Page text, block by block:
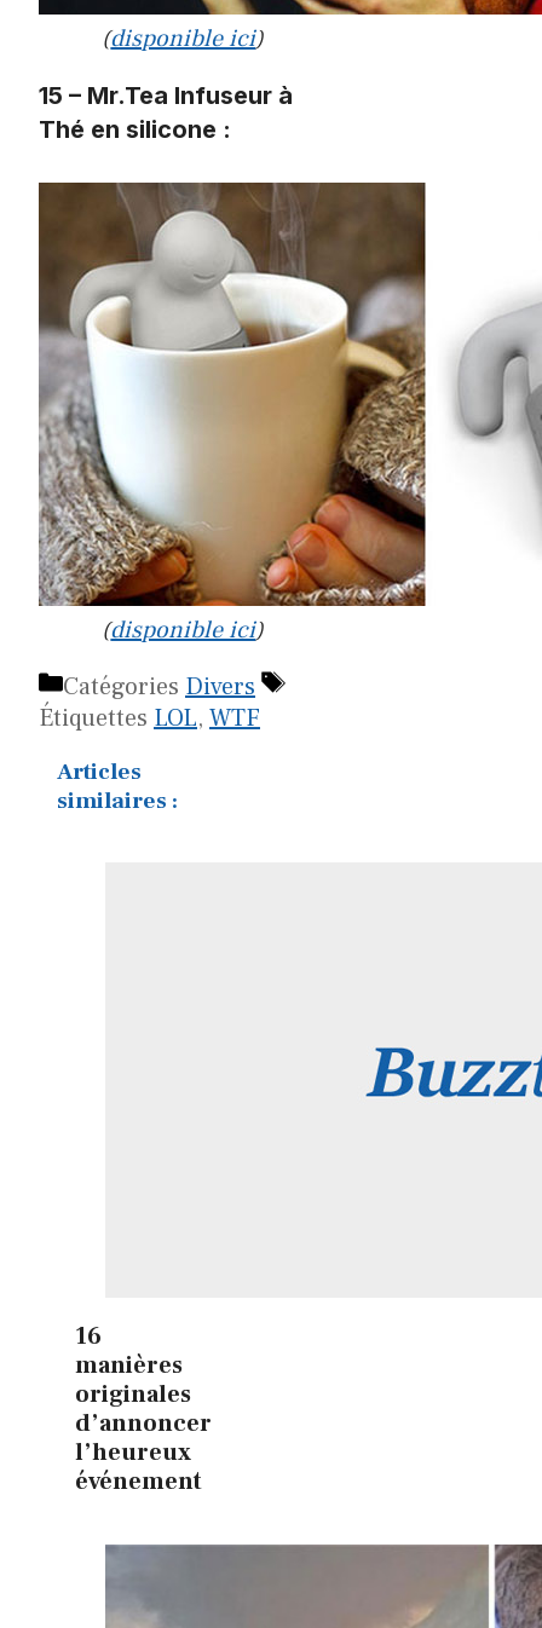
(disponible ici)
15 – Mr.Tea Infuseur à
Thé en silicone :
(disponible ici)
Catégories Divers
Étiquettes LOL, WTF
Articles
similaires :
16
manières
originales
d’annoncer
l’heureux
événement